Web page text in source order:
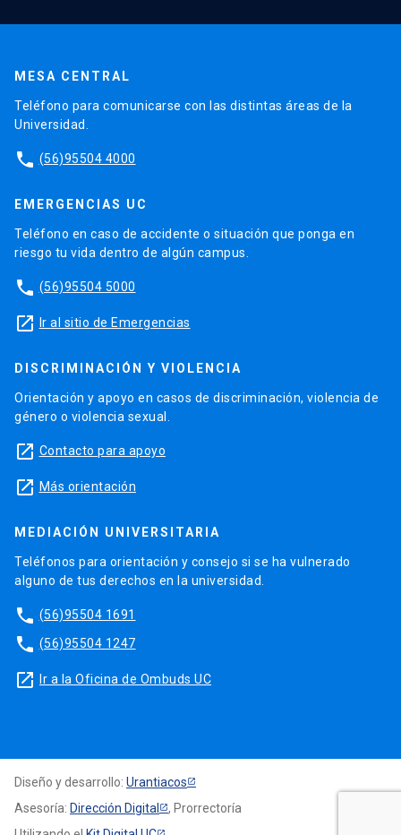
MESA CENTRAL
Teléfono para comunicarse con las distintas áreas de la
Universidad.
phone (56)95504 4000
EMERGENCIAS UC
Teléfono en caso de accidente o situación que ponga en
riesgo tu vida dentro de algún campus.
phone (56)95504 5000
launch Ir al sitio de Emergencias
DISCRIMINACIÓN Y VIOLENCIA
Orientación y apoyo en casos de discriminación, violencia de
género o violencia sexual.
launch Contacto para apoyo
launch Más orientación
MEDIACIÓN UNIVERSITARIA
Teléfonos para orientación y consejo si se ha vulnerado
alguno de tus derechos en la universidad.
phone (56)95504 1691
phone (56)95504 1247
launch Ir a la Oficina de Ombuds UC
Diseño y desarrollo: Urantiacos
Asesoría: Dirección Digital
, Prorrectoría